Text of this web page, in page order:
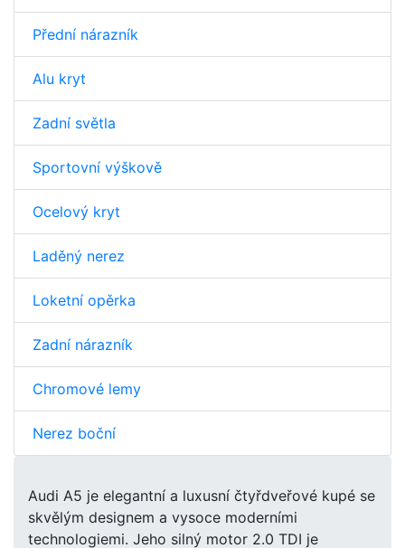
Přední nárazník
Alu kryt
Zadní světla
Sportovní výškově
Ocelový kryt
Laděný nerez
Loketní opěrka
Zadní nárazník
Chromové lemy
Nerez boční
Audi A5 je elegantní a luxusní čtyřdveřové kupé se
skvělým designem a vysoce moderními
technologiemi. Jeho silný motor 2.0 TDI je